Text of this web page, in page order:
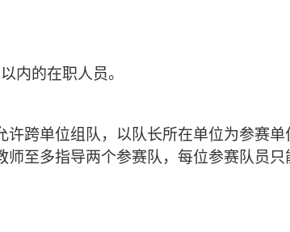
内的在职人员。
许跨单位组队，以队长所在单位为参赛单
至多指导两个参赛队，每位参赛队员只